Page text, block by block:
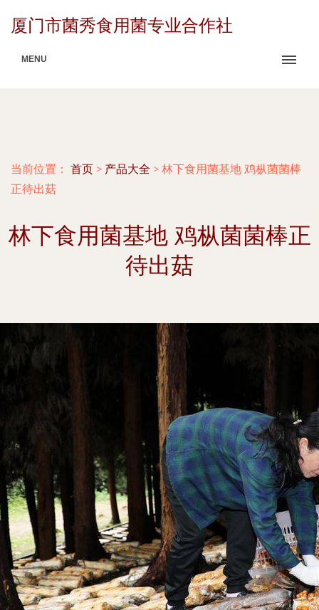
厦门市菌秀食用菌专业合作社
MENU
当前位置： 首页 > 产品大全 > 林下食用菌基地 鸡枞菌菌棒
正待出菇
林下食用菌基地 鸡枞菌菌棒正
待出菇